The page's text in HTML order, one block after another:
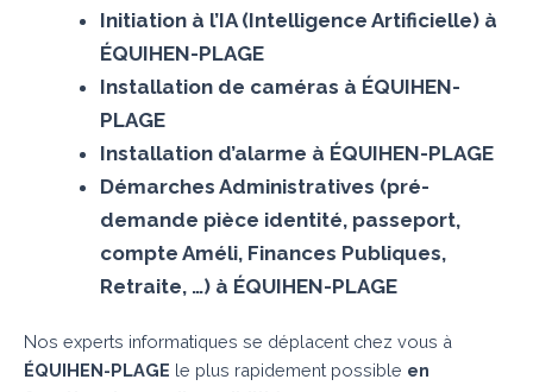
Initiation à l’IA (Intelligence Artificielle) à
ÉQUIHEN-PLAGE
Installation de caméras à ÉQUIHEN-
PLAGE
Installation d’alarme à ÉQUIHEN-PLAGE
Démarches Administratives (pré-
demande pièce identité, passeport,
compte Améli, Finances Publiques,
Retraite, …) à ÉQUIHEN-PLAGE
Nos experts informatiques se déplacent chez vous à
ÉQUIHEN-PLAGE le plus rapidement possible en